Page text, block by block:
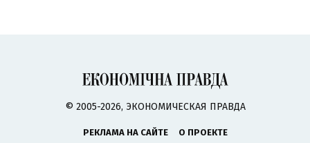
© 2005-2026, ЭКОНОМИЧЕСКАЯ ПРАВДА
РЕКЛАМА НА САЙТЕ
О ПРОЕКТЕ